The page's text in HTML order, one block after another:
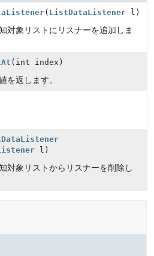
( ListDataListenerl)
対象リストにリスナーを追加しま
(int index)
を返します。
l)
対象リストからリスナーを削除し